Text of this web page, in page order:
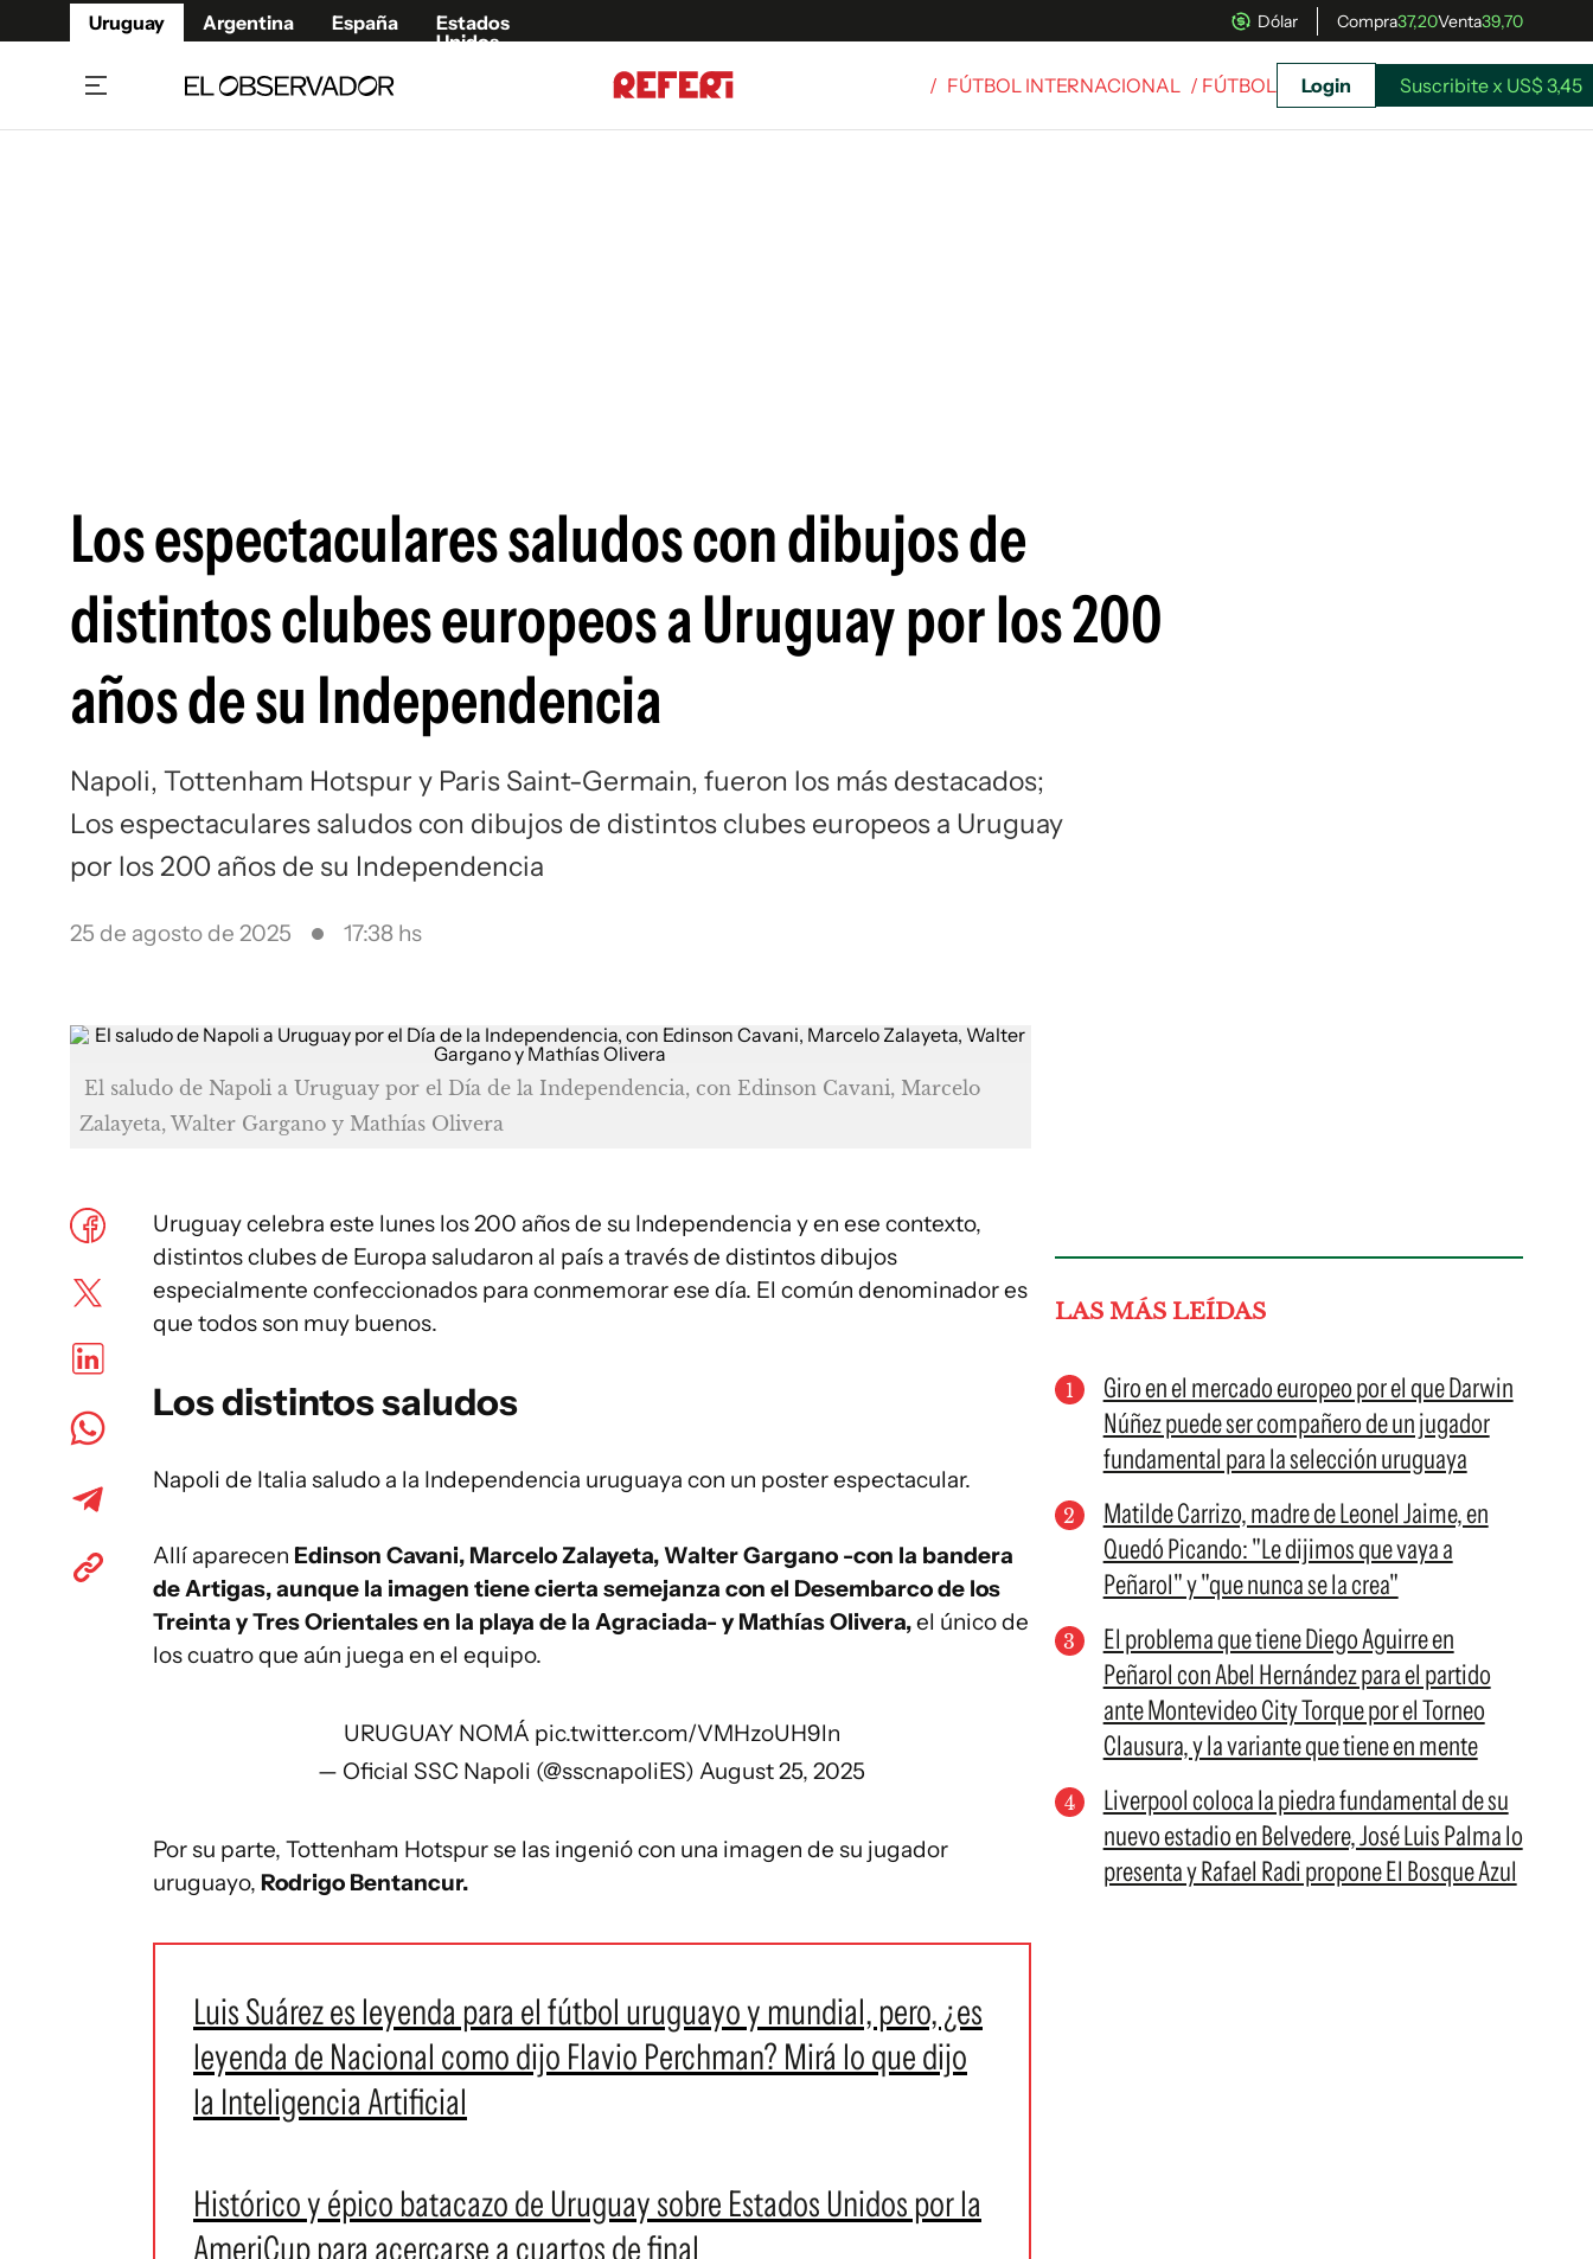
Uruguay Argentina España
Estados
Unidos
Dólar Compra37,20Venta39,70
Siguenos en:
/ FÚTBOL INTERNACIONAL / FÚTBOL Login Suscribite x US$ 3,45
Los espectaculares saludos con dibujos de
distintos clubes europeos a Uruguay por los 200
años de su Independencia
Napoli, Tottenham Hotspur y Paris Saint-Germain, fueron los más destacados;
Los espectaculares saludos con dibujos de distintos clubes europeos a Uruguay
por los 200 años de su Independencia
25 de agosto de 2025 17:38 hs
El saludo de Napoli a Uruguay por el Día de la Independencia, con Edinson Cavani, Marcelo
Zalayeta, Walter Gargano y Mathías Olivera
Uruguay celebra este lunes los 200 años de su Independencia y en ese contexto,
distintos clubes de Europa saludaron al país a través de distintos dibujos
especialmente confeccionados para conmemorar ese día. El común denominador es
que todos son muy buenos.
Los distintos saludos
Napoli de Italia saludo a la Independencia uruguaya con un poster espectacular.
Allí aparecen Edinson Cavani, Marcelo Zalayeta, Walter Gargano -con la bandera
de Artigas, aunque la imagen tiene cierta semejanza con el Desembarco de los
Treinta y Tres Orientales en la playa de la Agraciada- y Mathías Olivera,el único de
los cuatro que aún juega en el equipo.
URUGUAY NOMÁ pic.twitter.com/VMHzoUH9ln
— Oficial SSC Napoli (@sscnapoliES)August 25, 2025
Por su parte, Tottenham Hotspur se las ingenió con una imagen de su jugador
uruguayo, Rodrigo Bentancur.
Luis Suárez es leyenda para el fútbol uruguayo y mundial, pero, ¿es
leyenda de Nacional como dijo Flavio Perchman? Mirá lo que dijo
la Inteligencia Artificial
Histórico y épico batacazo de Uruguay sobre Estados Unidos por la
AmeriCup para acercarse a cuartos de final
LAS MÁS LEÍDAS
Giro en el mercado europeo por el que Darwin
Núñez puede ser compañero de un jugador
fundamental para la selección uruguaya
Matilde Carrizo, madre de Leonel Jaime, en
Quedó Picando: "Le dijimos que vaya a
Peñarol" y "que nunca se la crea"
El problema que tiene Diego Aguirre en
Peñarol con Abel Hernández para el partido
ante Montevideo City Torque por el Torneo
Clausura, y la variante que tiene en mente
Liverpool coloca la piedra fundamental de su
nuevo estadio en Belvedere, José Luis Palma lo
presenta y Rafael Radi propone El Bosque Azul